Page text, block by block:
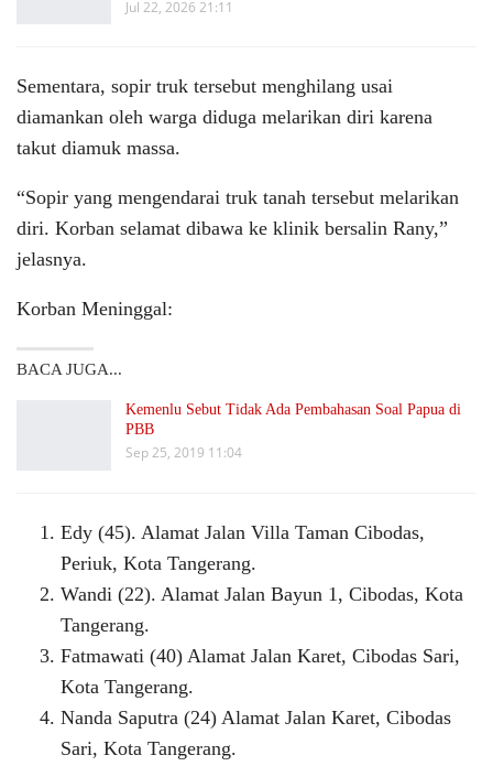
Jul 22, 2026 21:11
Sementara, sopir truk tersebut menghilang usai
diamankan oleh warga diduga melarikan diri karena
takut diamuk massa.
“Sopir yang mengendarai truk tanah tersebut melarikan
diri. Korban selamat dibawa ke klinik bersalin Rany,”
jelasnya.
Korban Meninggal:
BACA JUGA...
Kemenlu Sebut Tidak Ada Pembahasan Soal Papua di
PBB
Sep 25, 2019 11:04
Edy (45). Alamat Jalan Villa Taman Cibodas,
Periuk, Kota Tangerang.
Wandi (22). Alamat Jalan Bayun 1, Cibodas, Kota
Tangerang.
Fatmawati (40) Alamat Jalan Karet, Cibodas Sari,
Kota Tangerang.
Nanda Saputra (24) Alamat Jalan Karet, Cibodas
Sari, Kota Tangerang.